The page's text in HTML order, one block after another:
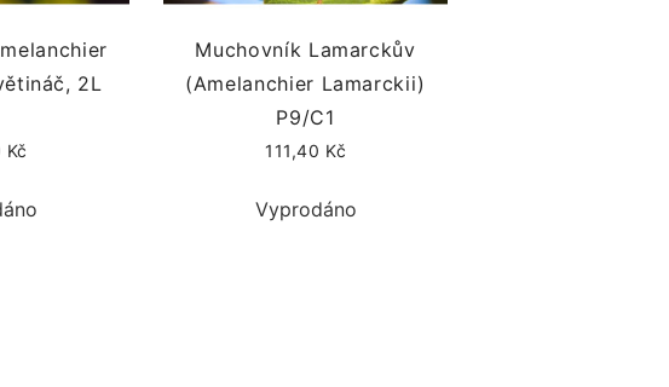
2L
Kč
Muchovník Lamarckův
(Amelanchier Lamarckii)
P9/C1
111,40 Kč
Vyprodáno